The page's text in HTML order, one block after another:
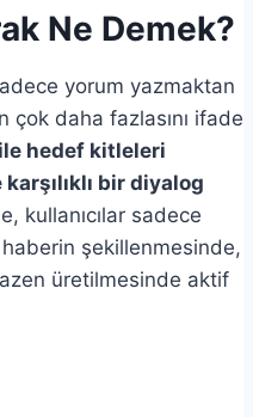
Ne Demek?
yorum yazmaktan
daha fazlasını ifade
hedef kitleleri
bir diyalog
kullanıcılar sadece
şekillenmesinde,
üretilmesinde aktif